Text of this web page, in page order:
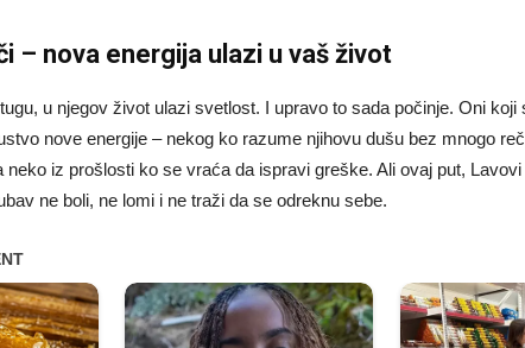
– nova energija ulazi u vaš život
u njegov život ulazi svetlost. I upravo to sada počinje. Oni koji
nove energije – nekog ko razume njihovu dušu bez mnogo
neko iz prošlosti ko se vraća da ispravi greške. Ali ovaj put,
ne boli, ne lomi i ne traži da se odreknu sebe.